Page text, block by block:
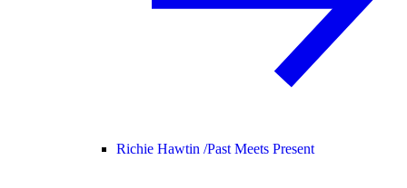
Richie Hawtin /Past Meets Present